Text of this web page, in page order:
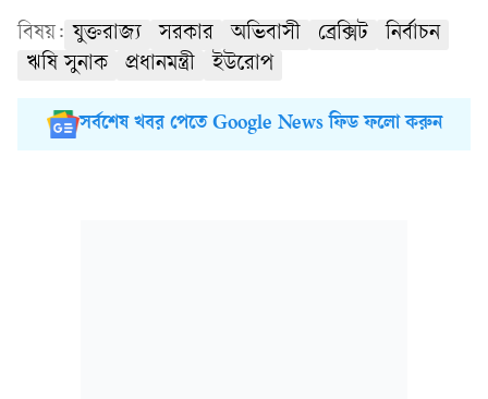
বিষয়: যুক্তরাজ্য সরকার অভিবাসী ব্রেক্সিট
নির্বাচন
ঋষি সুনাক
প্রধানমন্ত্রী ইউরোপ
সর্বশেষ খবর পেতে Google News ফিড ফলো করুন